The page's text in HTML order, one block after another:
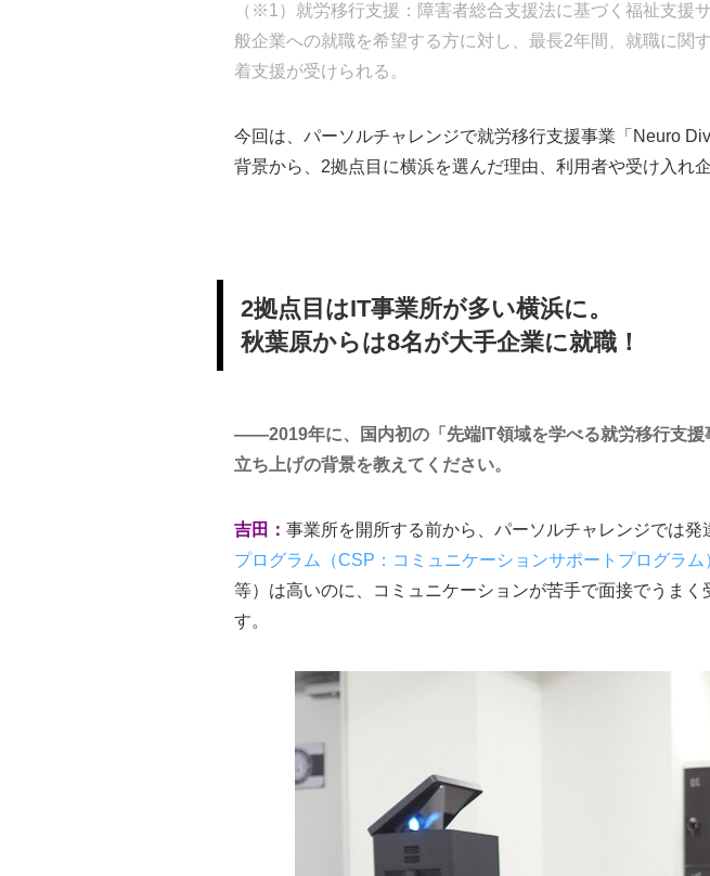
（※1）就労移行支援：障害者総合支援法に基づく福祉支援
般企業への就職を希望する方に対し、最長2年間、就職に関
着支援が受けられる。
今回は、パーソルチャレンジで就労移行支援事業「Neuro
背景から、2拠点目に横浜を選んだ理由、利用者や受け入れ
2拠点目はIT事業所が多い横浜に。
秋葉原からは8名が大手企業に就職！
――2019年に、国内初の「先端IT領域を学べる就労移行支援
立ち上げの背景を教えてください。
吉田： 事業所を開所する前から、パーソルチャレンジでは発
プログラム（CSP：コミュニケーションサポートプログラム
等）は高いのに、コミュニケーションが苦手で面接でうま
す。